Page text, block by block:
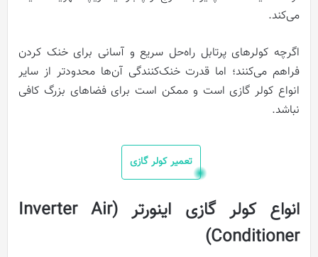
می‌کند.
اگرچه کولرهای پرتابل راه‌حل سریع و آسانی برای خنک کردن
فراهم می‌کنند؛ اما قدرت خنک‌کنندگی آن‌ها محدودتر از سایر
انواع کولر گازی است و ممکن است برای فضاهای بزرگ کافی
نباشد.
تعمیر کولر گازی
انواع کولر گازی اینورتر (Inverter Air
Conditioner)